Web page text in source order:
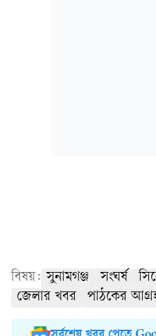
বিষয়: সুনামগঞ্জ সংঘর্ষ
জেলার খবর
পাঠকের